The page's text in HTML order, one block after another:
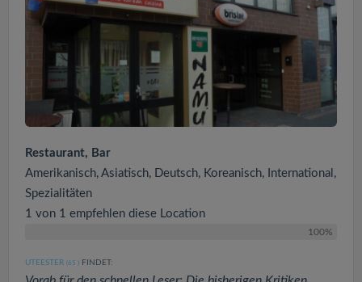
Restaurant, Bar
Amerikanisch, Asiatisch, Deutsch, Koreanisch, International,
Spezialitäten
1 von 1 empfehlen diese Location
100%
UTEESTER (65 ) FINDET: